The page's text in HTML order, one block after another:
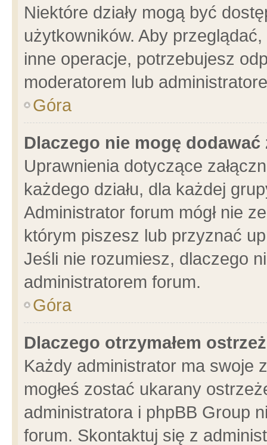
Niektóre działy mogą być
użytkowników. Aby
inne operacje, potrzebujesz
moderatorem lub
Góra
Dlaczego nie mogę dodawać
Uprawnienia dotyczące
każdego działu, dla każdej
Administrator forum mógł nie
którym piszesz lub przyznać
Jeśli nie rozumiesz, dlaczego
administratorem forum.
Góra
Dlaczego otrzymałem
Każdy administrator ma swoje
mogłeś zostać ukarany
administratora i phpBB Group
forum. Skontaktuj się z